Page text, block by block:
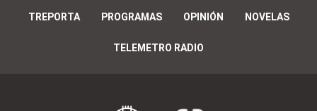
TREPORTA PROGRAMAS OPINIÓN NOVELAS
TELEMETRO RADIO